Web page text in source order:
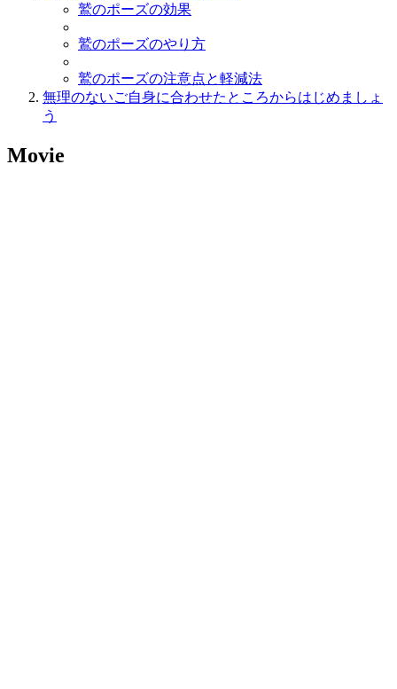
鷲のポーズの効果
鷲のポーズのやり方
鷲のポーズの注意点と軽減法
無理のないご自身に合わせたところからはじめましょ
う
Movie